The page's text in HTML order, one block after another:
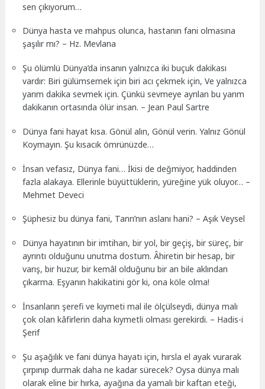
sen çıkıyorum…
Dünya hasta ve mahpus olunca, hastanın fani olmasına
şaşılır mı? – Hz. Mevlana
Şu ölümlü Dünya’da insanın yalnızca iki buçuk dakikası
vardır: Biri gülümsemek için biri acı çekmek için, Ve yalnızca
yarım dakika sevmek için. Çünkü sevmeye ayrılan bu yarım
dakikanın ortasında ölür insan. – Jean Paul Sartre
Dünya fani hayat kısa. Gönül alın, Gönül verin. Yalnız Gönül
Koymayın. Şu kısacık ömrünüzde…
İnsan vefasız, Dünya fani… İkisi de değmiyor, haddinden
fazla alakaya. Ellerinle büyüttüklerin, yüreğine yük oluyor… –
Mehmet Deveci
Şüphesiz bu dünya fani, Tanrı’nın aslanı hani? – Aşık Veysel
Dünya hayatının bir imtihan, bir yol, bir geçiş, bir süreç, bir
ayrıntı olduğunu unutma dostum. Âhiretin bir hesap, bir
varış, bir huzur, bir kemâl olduğunu bir an bile aklından
çıkarma. Eşyanın hakikatini gör ki, ona köle olma!
İnsanların şerefi ve kıymeti mal ile ölçülseydi, dünya malı
çok olan kâfirlerin daha kıymetli olması gerekirdi. – Hadis-i
Şerif
Şu aşağılık ve fani dünya hayatı için, hırsla el ayak vurarak
çırpınıp durmak daha ne kadar sürecek? Oysa dünya malı
olarak eline bir hırka, ayağına da yamalı bir kaftan eteği,